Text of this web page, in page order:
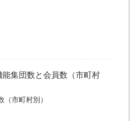
集団数と会員数（市町村
市町村別）